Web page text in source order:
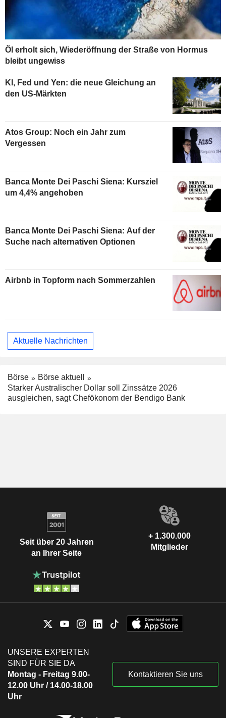
Öl erholt sich, Wiederöffnung der Straße von Hormus
bleibt ungewiss
KI, Fed und Yen: die neue Gleichung an
den US-Märkten
Atos Group: Noch ein Jahr zum
Vergessen
Banca Monte Dei Paschi Siena: Kursziel
um 4,4% angehoben
Banca Monte Dei Paschi Siena: Auf der
Suche nach alternativen Optionen
Airbnb in Topform nach Sommerzahlen
Aktuelle Nachrichten
Börse
Börse aktuell
Starker Australischer Dollar soll Zinssätze 2026
ausgleichen, sagt Chefökonom der Bendigo Bank
Seit über 20 Jahren
an Ihrer Seite
+ 1.300.000
Mitglieder
UNSERE EXPERTEN
SIND FÜR SIE DA
Montag - Freitag 9.00-
12.00 Uhr / 14.00-18.00
Uhr
Kontaktieren Sie uns